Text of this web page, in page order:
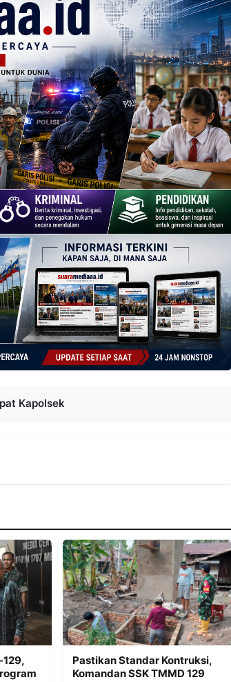
Kapolsek
129,
Pastikan Standar Kontruksi,
Komandan SSK TMMD 129